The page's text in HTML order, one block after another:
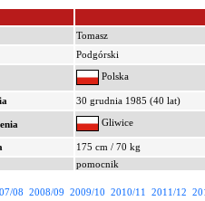
Tomasz
Podgórski
Polska
30 grudnia 1985 (40 lat)
Gliwice
175 cm / 70 kg
pomocnik
08 2008/09 2009/10 2010/11 2011/12